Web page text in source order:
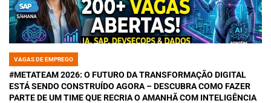
POSTED
IN
VAGAS DE EMPREGO
#METATEAM 2026: O FUTURO DA TRANSFORMAÇÃO DIGITAL
ESTÁ SENDO CONSTRUÍDO AGORA – DESCUBRA COMO FAZER
PARTE DE UM TIME QUE RECRIA O AMANHÃ COM INTELIGÊNCIA